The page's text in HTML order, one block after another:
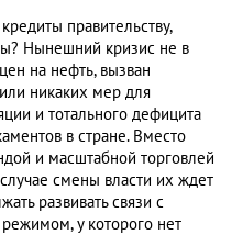
правительству,
Нынешний кризис не в
на нефть, вызван
никаких мер для
и тотального дефицита
в стране. Вместо
и масштабной торговлей
смены власти их ждет
развивать связи с
у которого нет